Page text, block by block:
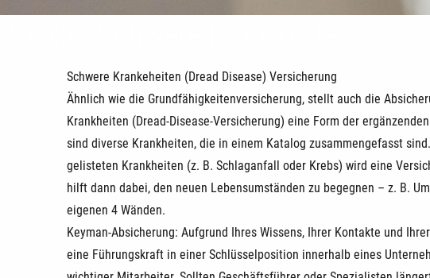
Schwere Krankeheiten (Dread Disease) Versicherung
Ähnlich wie die Grundfähigkeitenversicherung, stellt auch die
Krankheiten (Dread-Disease-Versicherung) eine Form der
sind diverse Krankheiten, die in einem Katalog zusammengefasst
gelisteten Krankheiten (z. B. Schlaganfall oder Krebs) wird eine
hilft dann dabei, den neuen Lebensumständen zu begegnen – z. B.
eigenen 4 Wänden.
Keyman-Absicherung: Aufgrund Ihres Wissens, Ihrer Kontakte und
eine Führungskraft in einer Schlüsselposition innerhalb eines